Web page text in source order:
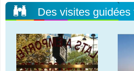
Des visites guidées